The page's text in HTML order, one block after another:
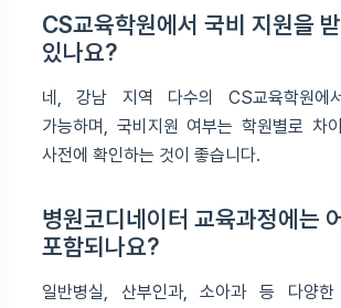
CS교육학원에서 국비 지원을
있나요?
네, 강남 지역 다수의 CS교육학원에
가능하며, 국비지원 여부는 학원별로 차
사전에 확인하는 것이 좋습니다.
병원코디네이터 교육과정에는
포함되나요?
일반병실, 산부인과, 소아과 등 다양한